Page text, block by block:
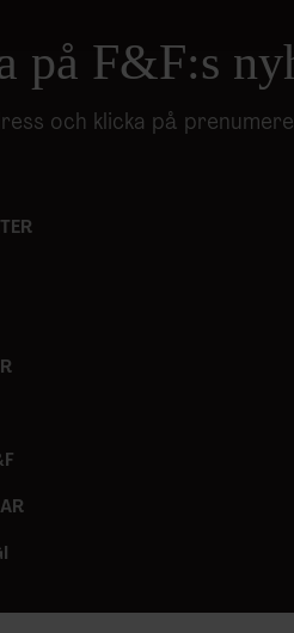
på F&F:s
och klicka på